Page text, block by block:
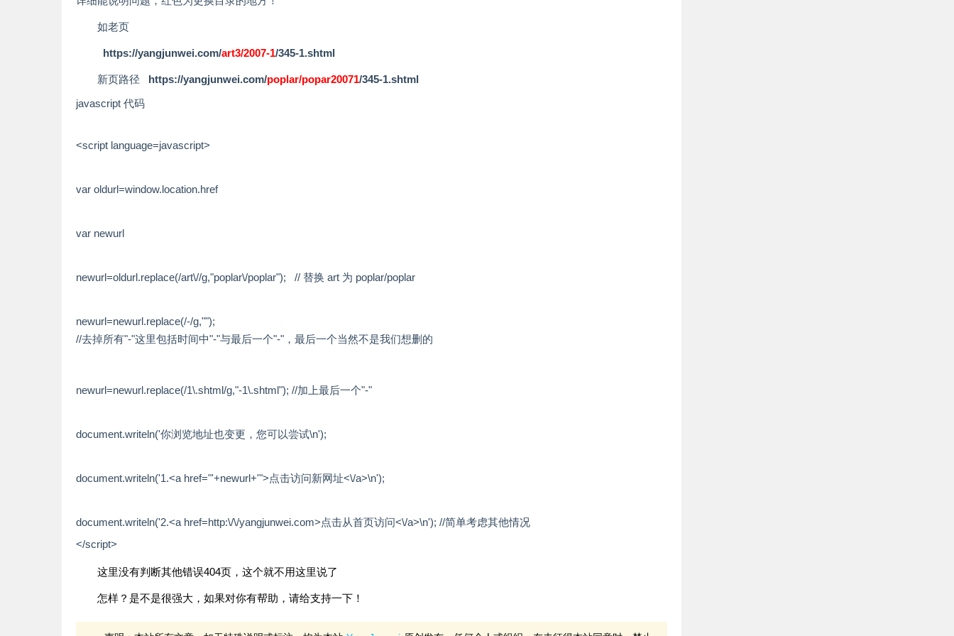
如老页
https://yangjunwei.com/art3/2007-1/345-1.shtml
新页路径 https://yangjunwei.com/poplar/popar20071/345-1.shtml
javascript 代码
<script language=javascript>
var oldurl=window.location.href
var newurl
newurl=oldurl.replace(/art\//g,"poplar\/poplar"); // 替换 art 为 poplar/poplar
newurl=newurl.replace(/-/g,"");
//去掉所有"-"这里包括时间中"-"与最后一个"-"，最后一个当然不是我们想删的
newurl=newurl.replace(/1\.shtml/g,"-1\.shtml"); //加上最后一个"-"
document.writeln('你浏览地址也变更，您可以尝试\n');
document.writeln('1.<a href="'+newurl+'">点击访问新网址<\/a>\n');
document.writeln('2.<a href=http:\/\/yangjunwei.com>点击从首页访问<\/a>\n'); //简单考虑其他情况
</script>
这里没有判断其他错误404页，这个就不用这里说了
怎样？是不是很强大，如果对你有帮助，请给支持一下！